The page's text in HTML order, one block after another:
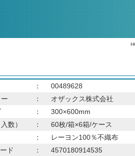
：
00489628
：
オザックス株式会社
：
300×600mm
数）
：
60枚/箱×6箱/ケース
：
レーヨン100％不織布
ド
： 4570180914535